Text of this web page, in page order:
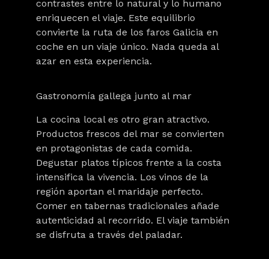
contrastes entre lo natural y lo humano
enriquecen el viaje. Este equilibrio
convierte la ruta de los faros Galicia en
coche en un viaje único. Nada queda al
azar en esta experiencia.
Gastronomía gallega junto al mar
La cocina local es otro gran atractivo.
Productos frescos del mar se convierten
en protagonistas de cada comida.
Degustar platos típicos frente a la costa
intensifica la vivencia. Los vinos de la
región aportan el maridaje perfecto.
Comer en tabernas tradicionales añade
autenticidad al recorrido. El viaje también
se disfruta a través del paladar.